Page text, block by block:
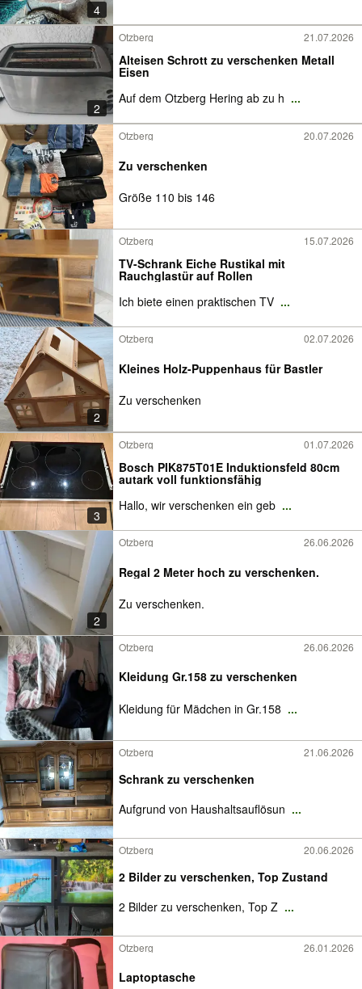
4
2
Otzberg 21.07.2026
Alteisen Schrott zu verschenken Metall
Eisen
Auf dem Otzberg Hering ab zu h ...
Otzberg 20.07.2026
Zu verschenken
Größe 110 bis 146
Otzberg 15.07.2026
TV-Schrank Eiche Rustikal mit
Rauchglastür auf Rollen
Ich biete einen praktischen TV ...
2
Otzberg 02.07.2026
Kleines Holz-Puppenhaus für Bastler
Zu verschenken
3
Otzberg 01.07.2026
Bosch PIK875T01E Induktionsfeld 80cm
autark voll funktionsfähig
Hallo, wir verschenken ein geb ...
2
Otzberg 26.06.2026
Regal 2 Meter hoch zu verschenken.
Zu verschenken.
Otzberg 26.06.2026
Kleidung Gr.158 zu verschenken
Kleidung für Mädchen in Gr.158 ...
Otzberg 21.06.2026
Schrank zu verschenken
Aufgrund von Haushaltsauflösun ...
Otzberg 20.06.2026
2 Bilder zu verschenken, Top Zustand
2 Bilder zu verschenken, Top Z ...
Otzberg 26.01.2026
Laptoptasche